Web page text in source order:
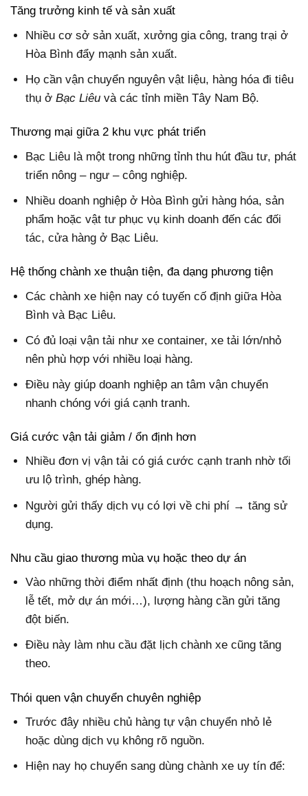
Tăng trưởng kinh tế và sản xuất
Nhiều cơ sở sản xuất, xưởng gia công, trang trại ở
Hòa Bình đẩy mạnh sản xuất.
Họ cần vận chuyển nguyên vật liệu, hàng hóa đi tiêu
thụ ởBạc Liêu và các tỉnh miền Tây Nam Bộ.
Thương mại giữa 2 khu vực phát triển
Bạc Liêu là một trong những tỉnh thu hút đầu tư, phát
triển nông – ngư – công nghiệp.
Nhiều doanh nghiệp ở Hòa Bình gửi hàng hóa, sản
phẩm hoặc vật tư phục vụ kinh doanh đến các đối
tác, cửa hàng ở Bạc Liêu.
Hệ thống chành xe thuận tiện, đa dạng phương tiện
Các chành xe hiện nay có tuyến cố định giữa Hòa
Bình và Bạc Liêu.
Có đủ loại vận tải như xe container, xe tải lớn/nhỏ
nên phù hợp với nhiều loại hàng.
Điều này giúp doanh nghiệp an tâm vận chuyển
nhanh chóng với giá cạnh tranh.
Giá cước vận tải giảm / ổn định hơn
Nhiều đơn vị vận tải có giá cước cạnh tranh nhờ tối
ưu lộ trình, ghép hàng.
Người gửi thấy dịch vụ có lợi về chi phí → tăng sử
dụng.
Nhu cầu giao thương mùa vụ hoặc theo dự án
Vào những thời điểm nhất định (thu hoạch nông sản,
lễ tết, mở dự án mới…), lượng hàng cần gửi tăng
đột biến.
Điều này làm nhu cầu đặt lịch chành xe cũng tăng
theo.
Thói quen vận chuyển chuyên nghiệp
Trước đây nhiều chủ hàng tự vận chuyển nhỏ lẻ
hoặc dùng dịch vụ không rõ nguồn.
Hiện nay họ chuyển sang dùng chành xe uy tín để: